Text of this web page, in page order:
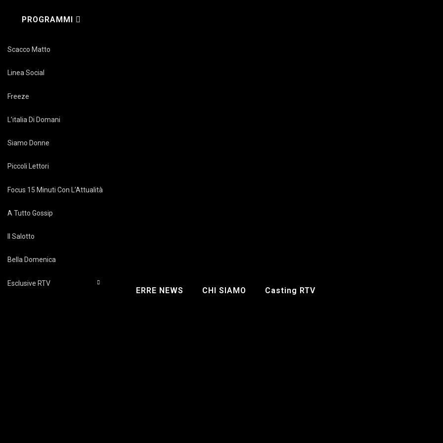
PROGRAMMI
Scacco Matto
Linea Social
Freeze
L’italia Di Domani
Siamo Donne
Piccoli Lettori
Focus 15 Minuti Con L’Attualità
A Tutto Gossip
Il Salotto
Bella Domenica
Esclusive RTV
ERRE NEWS CHI SIAMO Casting RTV